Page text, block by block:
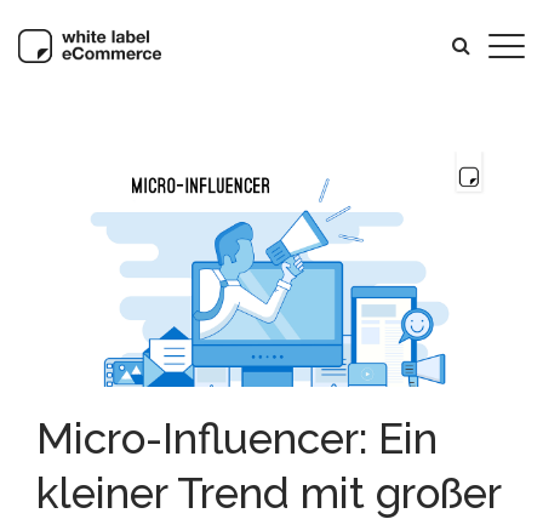
Micro-Influencer: Ein
kleiner Trend mit großer